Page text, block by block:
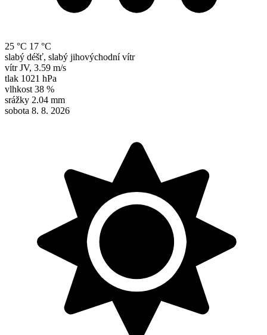
25 °C 17 °C
slabý déšť, slabý jihovýchodní vítr
vítr JV, 3.59 m/s
tlak 1021 hPa
vlhkost 38 %
srážky 2.04 mm
sobota 8. 8. 2026